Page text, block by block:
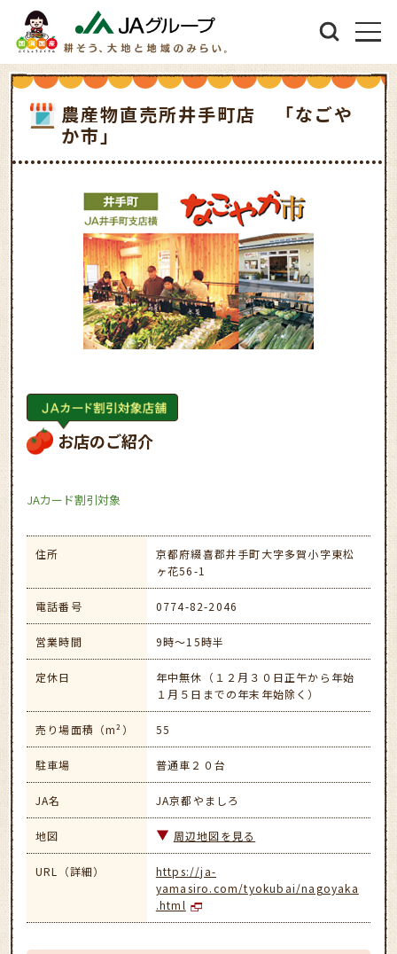
農産物直売所井手町店 「なごや
か市」
お店のご紹介
JAカード割引対象
住所
京都府綴喜郡井手町大字多賀小字東松
ヶ花56-1
電話番号 0774-82-2046
営業時間 9時～15時半
定休日
年中無休（１２月３０日正午から年始
１月５日までの年末年始除く）
売り場面積（m²） 55
駐車場 普通車２０台
JA名 JA京都やましろ
地図 周辺地図を見る
URL（詳細）
https://ja-
yamasiro.com/tyokubai/nagoyaka
.html